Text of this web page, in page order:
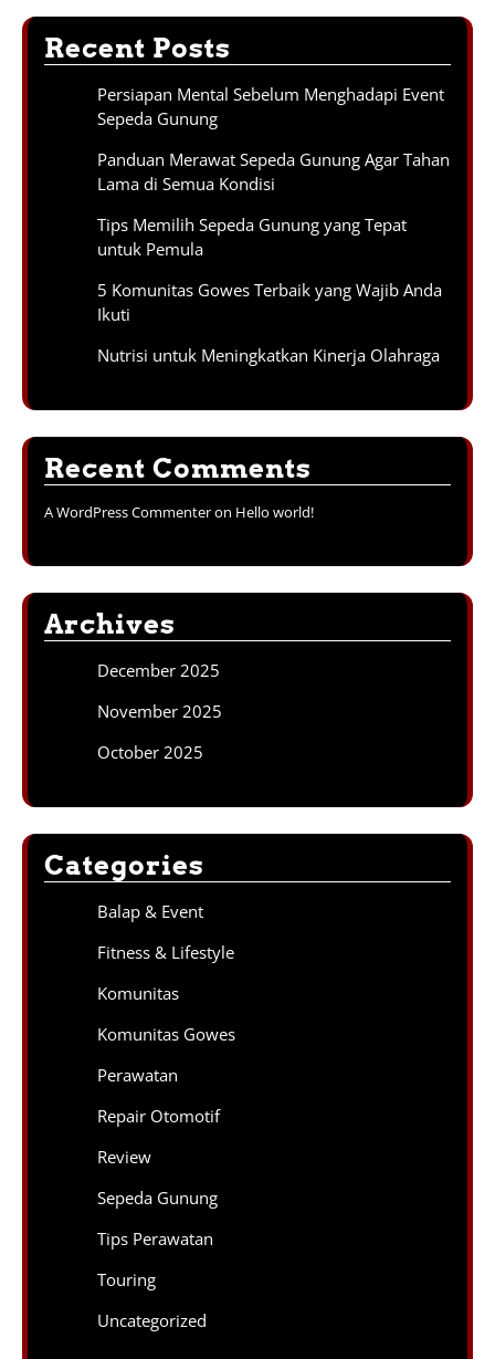
Recent Posts
Persiapan Mental Sebelum Menghadapi Event
Sepeda Gunung
Panduan Merawat Sepeda Gunung Agar Tahan
Lama di Semua Kondisi
Tips Memilih Sepeda Gunung yang Tepat
untuk Pemula
5 Komunitas Gowes Terbaik yang Wajib Anda
Ikuti
Nutrisi untuk Meningkatkan Kinerja Olahraga
Recent Comments
A WordPress Commenteron Hello world!
Archives
December 2025
November 2025
October 2025
Categories
Balap & Event
Fitness & Lifestyle
Komunitas
Komunitas Gowes
Perawatan
Repair Otomotif
Review
Sepeda Gunung
Tips Perawatan
Touring
Uncategorized